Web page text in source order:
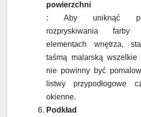
powierzchni
: Aby uniknąć
rozpryskiwania
elementach wnętrza,
taśmą malarską wszelkie
nie powinny być
listwy przypodłogowe
okienne.
Podkład